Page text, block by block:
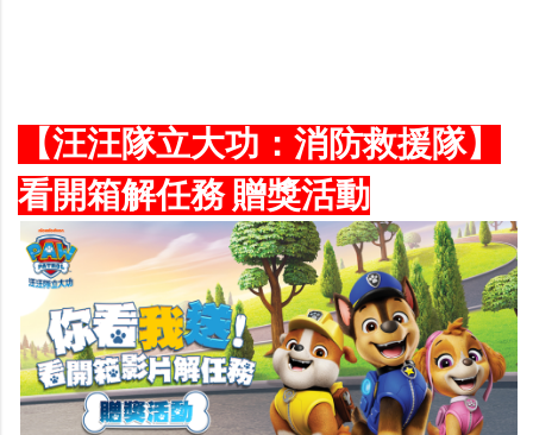
【汪汪隊立大功：消防救援隊】
看開箱解任務 贈獎活動